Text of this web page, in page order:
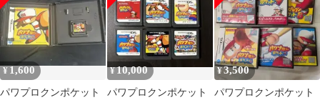
トシリーズ) / コナミ /
コナミ
ズ 65) / コナミ / コナミ
¥ 1,600
パワプロクンポケット
¥10,000
パワプロクンポケット
¥3,500
パワプロクンポケット